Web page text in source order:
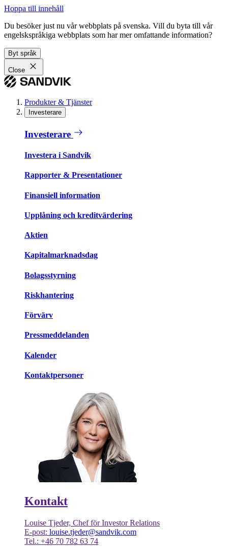
Hoppa till innehåll
Du besöker just nu vår webbplats på svenska. Vill du byta till vår
engelskspråkiga webbplats som har mer omfattande information?
Byt språk
Close
Produkter & Tjänster
Investerare
Investerare
Investera i Sandvik
Rapporter & Presentationer
Finansiell information
Upplåning och kreditvärdering
Aktien
Kapitalmarknadsdag
Bolagsstyrning
Riskhantering
Förvärv
Pressmeddelanden
Kalender
Kontaktpersoner
Kontakt
Louise Tjeder, Chef för Investor Relations
E-post: louise.tjeder@sandvik.com
Tel.: +46 70 782 63 74